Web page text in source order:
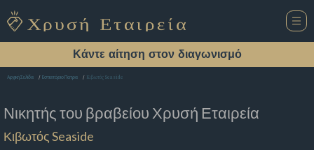
Κάντε αίτηση στον διαγωνισμό
Αρχική Σελίδα Εστιατόριο Πατρα Κιβωτός Seaside
Νικητής του βραβείου Χρυσή Εταιρεία
Κιβωτός Seaside